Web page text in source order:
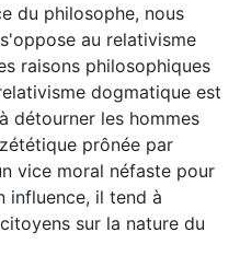
du philosophe, nous
au relativisme
raisons philosophiques
dogmatique est
détourner les hommes
prônée par
vice moral néfaste pour
influence, il tend à
sur la nature du